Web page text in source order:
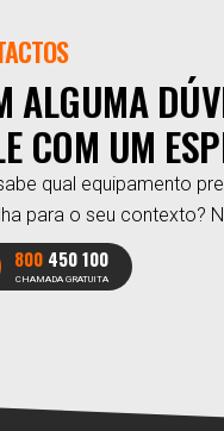
ALGUMA
COM UM
qual equipamento
para o seu contexto?
800 450 100
CHAMADA GRATUITA